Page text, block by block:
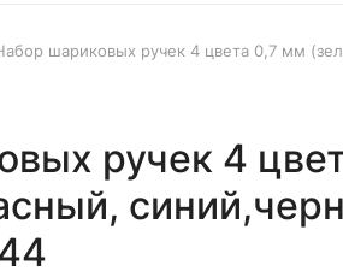
шариковых ручек 4 цвета 0,7 мм
ручек 4